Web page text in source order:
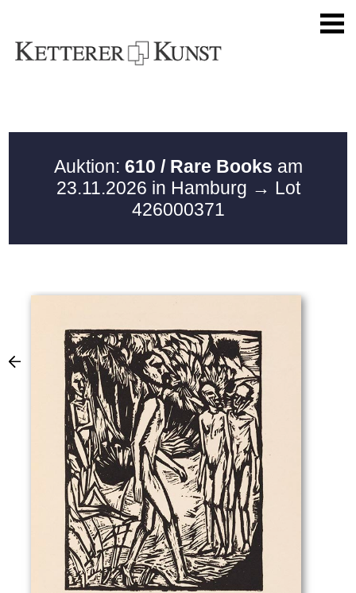
Auktion: 610 / Rare Books am
23.11.2026 in Hamburg → Lot
426000371